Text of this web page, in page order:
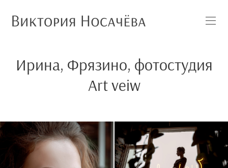
Ирина, Фрязино, фотостудия
Art veiw